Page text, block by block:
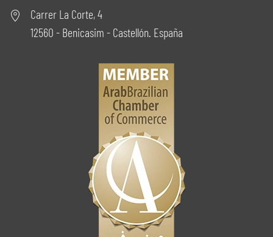
Carrer La Corte, 4
12560 - Benicasim - Castellón. España